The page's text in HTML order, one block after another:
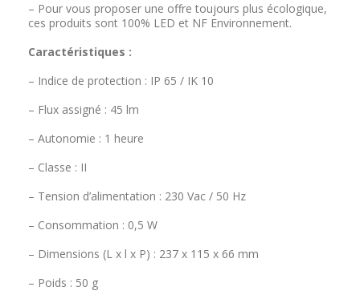
– Pour vous proposer une offre toujours plus écologique,
ces produits sont 100% LED et NF Environnement.
Caractéristiques :
– Indice de protection : IP 65 / IK 10
– Flux assigné : 45 lm
– Autonomie : 1 heure
– Classe : II
– Tension d’alimentation : 230 Vac / 50 Hz
– Consommation : 0,5 W
– Dimensions (L x l x P) : 237 x 115 x 66 mm
– Poids : 50 g